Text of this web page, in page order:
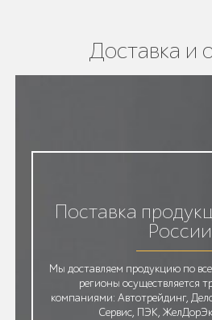
Доставка и
Поставка
России
Мы доставляем продукцию по
регионы осуществляется
компаниями: Автотрейдинг,
Сервис, ПЭК,